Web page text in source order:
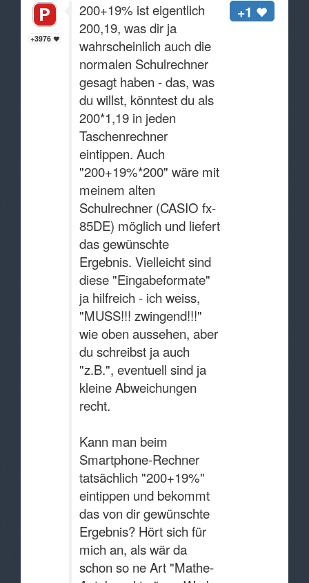
+3976
+1
200+19% ist eigentlich
200,19, was dir ja
wahrscheinlich auch die
normalen Schulrechner
gesagt haben - das, was
du willst, könntest du als
200*1,19 in jeden
Taschenrechner
eintippen. Auch
"200+19%*200" wäre mit
meinem alten
Schulrechner (CASIO fx-
85DE) möglich und liefert
das gewünschte
Ergebnis. Vielleicht sind
diese "Eingabeformate"
ja hilfreich - ich weiss,
"MUSS!!! zwingend!!!"
wie oben aussehen, aber
du schreibst ja auch
"z.B.", eventuell sind ja
kleine Abweichungen
recht.
Kann man beim
Smartphone-Rechner
tatsächlich "200+19%"
eintippen und bekommt
das von dir gewünschte
Ergebnis? Hört sich für
mich an, als wär da
schon so ne Art "Mathe-